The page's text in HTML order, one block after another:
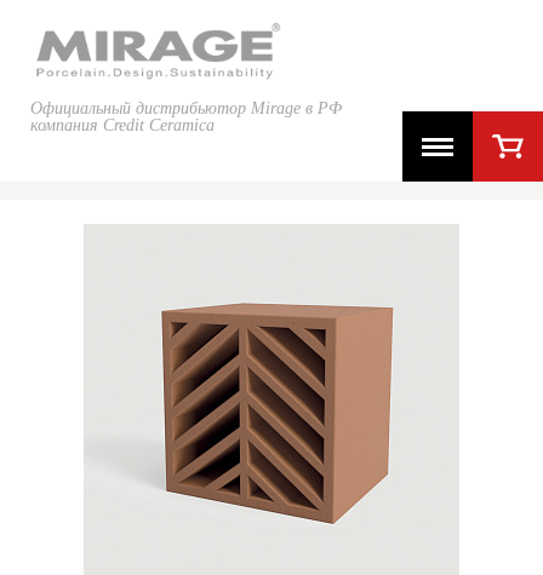
Официальный дистрибьютор Mirage в РФ
компания Credit Ceramica